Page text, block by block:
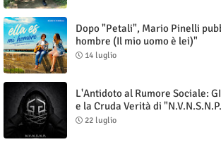
Dopo "Petali", Mario Pinelli
hombre (Il mio uomo è lei)"
14 luglio
L'Antidoto al Rumore Sociale:
e la Cruda Verità di
22 luglio